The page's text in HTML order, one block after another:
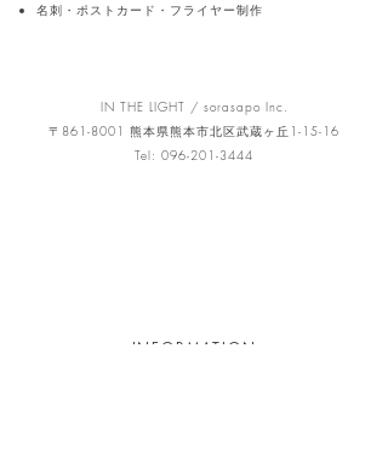
名刺・ポストカード・フライヤー制作
​​​​​​​​​​​​​​​IN THE LIGHT / sorasapo Inc.
〒861-8001 熊本県熊本市北区武蔵ヶ丘1-15-16
Tel: 096-201-3444
INFORMATION